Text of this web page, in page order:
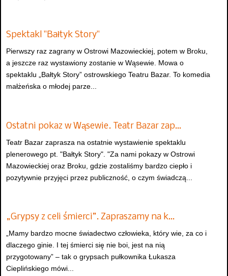
Spektakl "Bałtyk Story"
Pierwszy raz zagrany w Ostrowi Mazowieckiej, potem w Broku,
a jeszcze raz wystawiony zostanie w Wąsewie. Mowa o
spektaklu „Bałtyk Story” ostrowskiego Teatru Bazar. To komedia
małżeńska o młodej parze...
Ostatni pokaz w Wąsewie. Teatr Bazar zap…
Teatr Bazar zaprasza na ostatnie wystawienie spektaklu
plenerowego pt. "Bałtyk Story". "Za nami pokazy w Ostrowi
Mazowieckiej oraz Broku, gdzie zostaliśmy bardzo ciepło i
pozytywnie przyjęci przez publiczność, o czym świadczą...
„Grypsy z celi śmierci”. Zapraszamy na k…
„Mamy bardzo mocne świadectwo człowieka, który wie, za co i
dlaczego ginie. I tej śmierci się nie boi, jest na nią
przygotowany” – tak o grypsach pułkownika Łukasza
Cieplińskiego mówi...